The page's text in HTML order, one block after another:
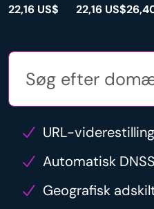
22,16 US$
22,16 US$
URL-viderestilling
Automatisk
Geografisk